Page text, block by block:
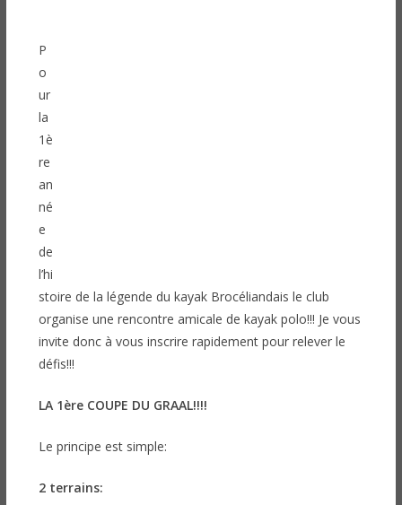
P
o
ur
la
1è
re
an
né
e
de
l’hi
stoire de la légende du kayak Brocéliandais le club
organise une rencontre amicale de kayak polo!!! Je vous
invite donc à vous inscrire rapidement pour relever le
défis!!!
LA 1ère COUPE DU GRAAL!!!!
Le principe est simple:
2 terrains: